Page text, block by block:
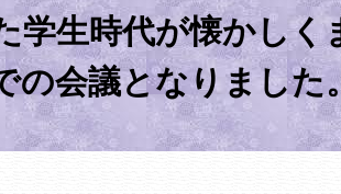
学生時代が懐かし
の会議となりました